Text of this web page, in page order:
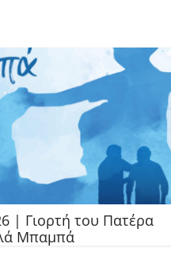
| Γιορτή του Πατέρα
Μπαμπά